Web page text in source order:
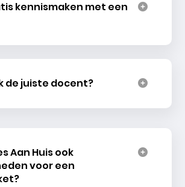
kennismaken met een
de juiste docent?
Aan Huis ook
voor een